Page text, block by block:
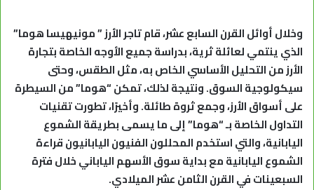
وخلال أوائل القرن السابع عشر، قام تاجر الأرز ” مونيهيسا هوما”
الذي ينتمي لعائلة ثرية، بدراسة جميع الأوجه الخاصة بتجارة
الأرز من التحليل الأساسي الخاص به، مثل الطقس، وحتى
سيكولوجية السوق. ونتيجة لذلك، تمكن “هوما” من السيطرة
على أسواق الأرز، وجمع ثروة طائلة. وأخيرًا، تطورت تقنيات
التداول الخاصة بـ “هوما” إلى ما يسمى بطريقة الشموع
اليابانية، والتي استخدم المحللون الفنيون اليابانيون قراءة
الشموع اليابانية مع بداية سوق الأسهم الياباني خلال فترة
السبعينات في القرن الثامن عشر الميلادي.